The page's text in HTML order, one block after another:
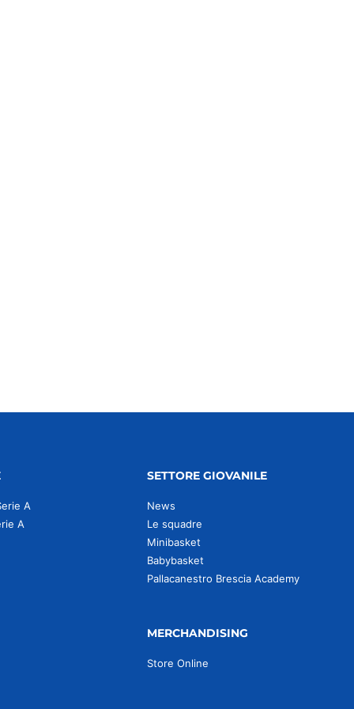
A
A
SETTORE GIOVANILE
News
Le squadre
Minibasket
Babybasket
Pallacanestro Brescia Academy
MERCHANDISING
Store Online